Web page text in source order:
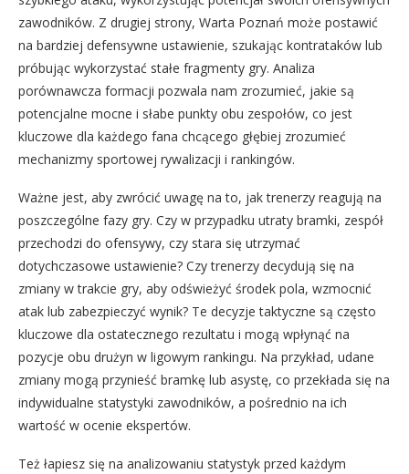
zawodników. Z drugiej strony, Warta Poznań może postawić
na bardziej defensywne ustawienie, szukając kontrataków lub
próbując wykorzystać stałe fragmenty gry. Analiza
porównawcza formacji pozwala nam zrozumieć, jakie są
potencjalne mocne i słabe punkty obu zespołów, co jest
kluczowe dla każdego fana chcącego głębiej zrozumieć
mechanizmy sportowej rywalizacji i rankingów.
Ważne jest, aby zwrócić uwagę na to, jak trenerzy reagują na
poszczególne fazy gry. Czy w przypadku utraty bramki, zespół
przechodzi do ofensywy, czy stara się utrzymać
dotychczasowe ustawienie? Czy trenerzy decydują się na
zmiany w trakcie gry, aby odświeżyć środek pola, wzmocnić
atak lub zabezpieczyć wynik? Te decyzje taktyczne są często
kluczowe dla ostatecznego rezultatu i mogą wpłynąć na
pozycje obu drużyn w ligowym rankingu. Na przykład, udane
zmiany mogą przynieść bramkę lub asystę, co przekłada się na
indywidualne statystyki zawodników, a pośrednio na ich
wartość w ocenie ekspertów.
Też łapiesz się na analizowaniu statystyk przed każdym